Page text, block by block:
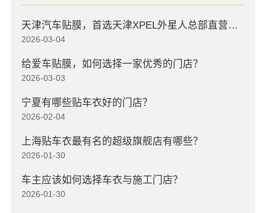
天津汽车贴膜，首选天津XPEL外星人总部直营店，高口碑店
2026-03-04
给爱车贴膜，如何选择一家优秀的门店？
2026-03-03
宁夏有哪些贴车衣好的门店？
2026-02-04
上海贴车衣最有名的超级旗舰店有哪些？
2026-01-30
车主应该如何选择车衣与施工门店？
2026-01-30